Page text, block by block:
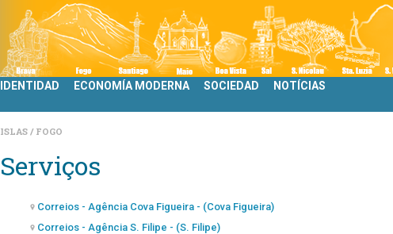
IDENTIDAD ECONOMÍA MODERNA SOCIEDAD
NOTÍCIAS
ISLAS FOGO
Serviços
Correios - Agência Cova Figueira - (Cova Figueira)
Correios - Agência S. Filipe - (S. Filipe)